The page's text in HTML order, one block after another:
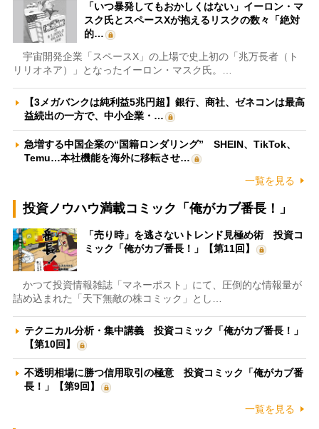
「いつ暴発してもおかしくはない」イーロン・マ
スク氏とスペースXが抱えるリスクの数々「絶対
的…
宇宙開発企業「スペースX」の上場で史上初の「兆万長者（ト
リリオネア）」となったイーロン・マスク氏。…
【3メガバンクは純利益5兆円超】銀行、商社、ゼネコンは最高
益続出の一方で、中小企業・…
急増する中国企業の“国籍ロンダリング” SHEIN、TikTok、
Temu…本社機能を海外に移転させ…
一覧を見る
投資ノウハウ満載コミック「俺がカブ番長！」
「売り時」を逃さないトレンド見極め術 投資コ
ミック「俺がカブ番長！」【第11回】
かつて投資情報雑誌「マネーポスト」にて、圧倒的な情報量が
詰め込まれた「天下無敵の株コミック」とし…
テクニカル分析・集中講義 投資コミック「俺がカブ番長！」
【第10回】
不透明相場に勝つ信用取引の極意 投資コミック「俺がカブ番
長！」【第9回】
一覧を見る